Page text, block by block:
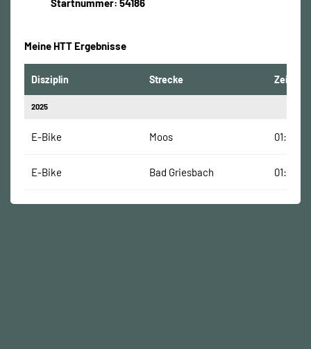
Startnummer: 54186
Meine HTT Ergebnisse
Disziplin Strecke Zeit
2025
E-Bike Moos
E-Bike Bad Griesbach